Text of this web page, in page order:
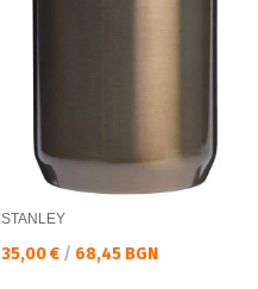
STANLEY
Текуща цена:
35,00 € / 68,45 BGN